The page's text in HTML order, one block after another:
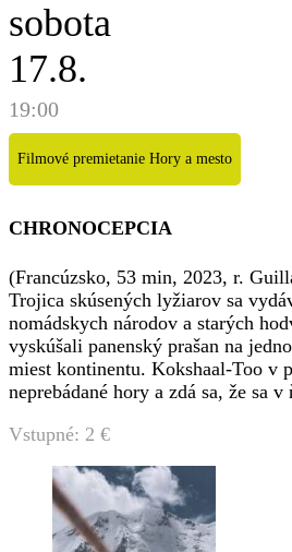
sobota
17.8.
19:00
Filmové premietanie Hory a mesto
CHRONOCEPCIA
(Francúzsko, 53 min, 2023, r.
Trojica skúsených lyžiarov sa
nomádskych národov a starých
vyskúšali panenský prašan na
miest kontinentu. Kokshaal-Too v
neprebádané hory a zdá sa, že sa
Vstupné: 2 €